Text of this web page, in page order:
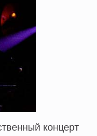
концерт